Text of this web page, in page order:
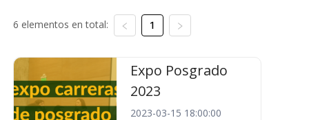
6 elementos en total: 1
Expo Posgrado
2023
2023-03-15 18:00:00